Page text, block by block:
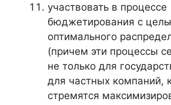
участвовать в процессе
бюджетирования с
оптимального
(причем эти процессы
не только для
для частных компаний,
стремятся